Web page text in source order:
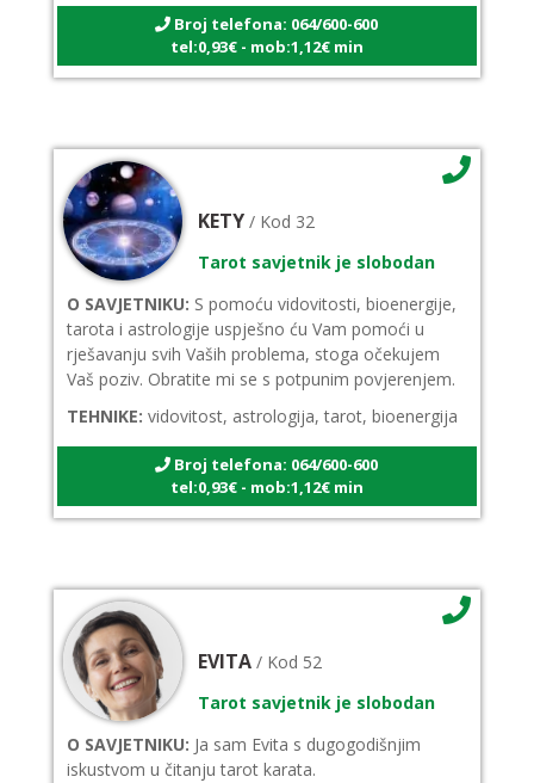
Broj telefona: 064/600-600
tel:0,93€ - mob:1,12€ min
KETY / Kod 32
Tarot savjetnik je slobodan
O SAVJETNIKU: S pomoću vidovitosti, bioenergije,
tarota i astrologije uspješno ću Vam pomoći u
rješavanju svih Vaših problema, stoga očekujem
Vaš poziv. Obratite mi se s potpunim povjerenjem.
TEHNIKE: vidovitost, astrologija, tarot, bioenergija
Broj telefona: 064/600-600
tel:0,93€ - mob:1,12€ min
EVITA / Kod 52
Tarot savjetnik je slobodan
O SAVJETNIKU: Ja sam Evita s dugogodišnjim
iskustvom u čitanju tarot karata.